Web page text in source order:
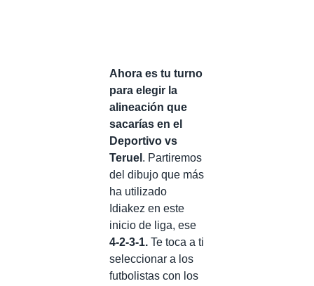
Ahora es tu turno
para elegir la
alineación que
sacarías en el
Deportivo vs
Teruel . Partiremos
del dibujo que más
ha utilizado
Idiakez en este
inicio de liga, ese
4-2-3-1. Te toca a ti
seleccionar a los
futbolistas con los